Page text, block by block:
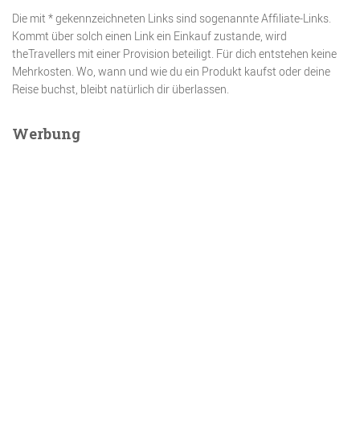
Die mit * gekennzeichneten Links sind sogenannte Affiliate-Links.
Kommt über solch einen Link ein Einkauf zustande, wird
theTravellers mit einer Provision beteiligt. Für dich entstehen keine
Mehrkosten. Wo, wann und wie du ein Produkt kaufst oder deine
Reise buchst, bleibt natürlich dir überlassen.
Werbung